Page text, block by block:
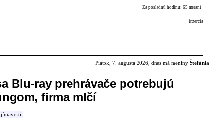
Za poslednú hodinu: 65 meraní
inzercia
Piatok, 7. augusta 2026, dnes má meniny Štefánia
Blu-ray prehrávače potrebujú
firma mlčí